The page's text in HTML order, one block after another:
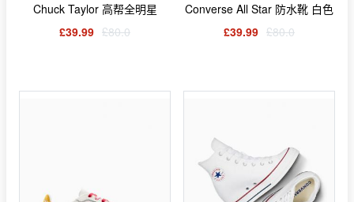
Chuck Taylor 高帮全明星
£39.99 £80.0
Converse All Star 防水靴 白色
£39.99 £80.0